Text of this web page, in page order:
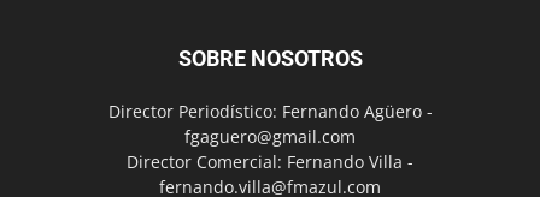
SOBRE NOSOTROS
Director Periodístico: Fernando Agüero -
fgaguero@gmail.com
Director Comercial: Fernando Villa -
fernando.villa@fmazul.com